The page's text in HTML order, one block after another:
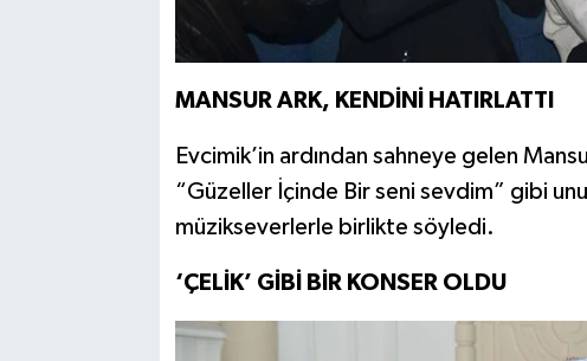
MANSUR ARK, KENDİNİ HATIRLATTI
Evcimik’in ardından sahneye gelen
“Güzeller İçinde Bir seni sevdim” gibi
müzikseverlerle birlikte söyledi.
‘ÇELİK’ GİBİ BİR KONSER OLDU